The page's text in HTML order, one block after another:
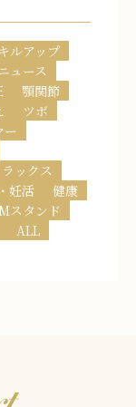
ルアップ
ュース
顎関節
ツボ
ラックス
妊活
健康
スタンド
ALL